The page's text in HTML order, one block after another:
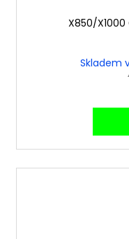
X850/
Skladem